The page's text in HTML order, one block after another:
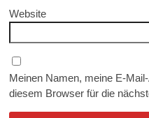
Website
Meinen Namen, meine E-
diesem Browser für die